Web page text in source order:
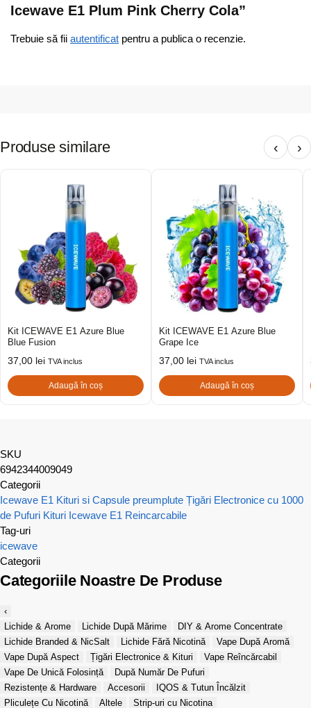
Icewave E1 Plum Pink Cherry Cola”
Trebuie să fii autentificat pentru a publica o recenzie.
Produse similare ‹ ›
Kit ICEWAVE E1 Azure Blue
Blue Fusion
37,00 lei TVA inclus
Adaugă în coș
Kit ICEWAVE E1 Azure Blue
Grape Ice
37,00 lei TVA inclus
Adaugă în coș
SKU
6942344009049
Categorii
Icewave E1 Kituri si Capsule preumplute Țigări Electronice cu 1000
de Pufuri Kituri Icewave E1 Reincarcabile
Tag-uri
icewave
Categorii
Categoriile Noastre De Produse
‹
Lichide & Arome
Lichide După Mărime
DIY & Arome Concentrate
Lichide Branded & NicSalt
Lichide Fără Nicotină
Vape După Aromă
Vape După Aspect
Țigări Electronice & Kituri
Vape Reîncărcabil
Vape De Unică Folosință
După Număr De Pufuri
Rezistențe & Hardware
Accesorii
IQOS & Tutun Încălzit
Pliculețe Cu Nicotină
Altele Strip-uri cu Nicotina